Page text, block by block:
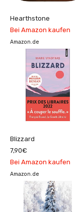
Hearthstone
Bei Amazon kaufen
Amazon.de
Blizzard
7,90€
Bei Amazon kaufen
Amazon.de